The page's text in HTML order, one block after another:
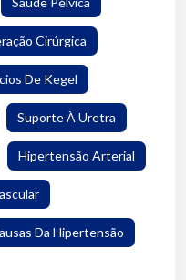
Cirúrgica
De Kegel
Suporte À Uretra
Hipertensão Arterial
Da Hipertensão